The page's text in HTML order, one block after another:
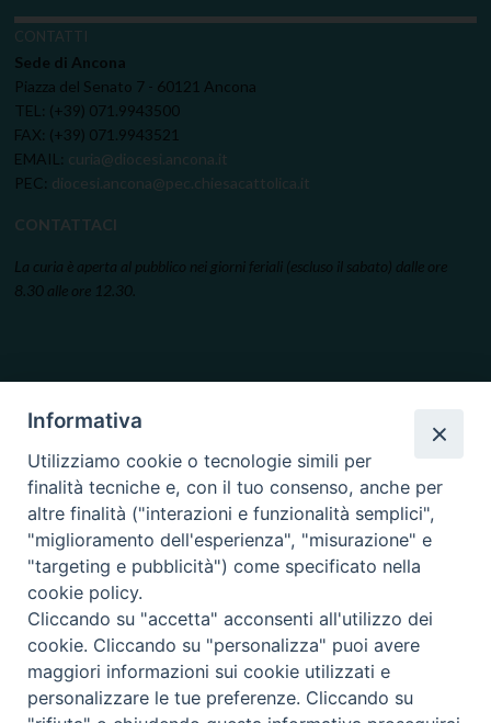
CONTATTI
Sede di Ancona
Piazza del Senato 7 - 60121 Ancona
TEL: (+39) 071.9943500
FAX: (+39) 071.9943521
EMAIL: curia@diocesi.ancona.it
PEC: diocesi.ancona@pec.chiesacattolica.it
CONTATTACI
La curia è aperta al pubblico nei giorni feriali (escluso il sabato) dalle ore
8.30 alle ore 12.30.
Informativa
Utilizziamo cookie o tecnologie simili per
finalità tecniche e, con il tuo consenso, anche per
altre finalità ("interazioni e funzionalità semplici",
"miglioramento dell'esperienza", "misurazione" e
"targeting e pubblicità") come specificato nella
cookie policy.
Cliccando su "accetta" acconsenti all'utilizzo dei
cookie. Cliccando su "personalizza" puoi avere
maggiori informazioni sui cookie utilizzati e
personalizzare le tue preferenze. Cliccando su